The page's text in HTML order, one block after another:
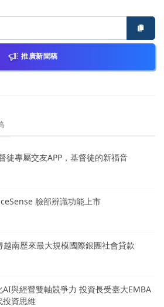
推廣新聞稿
徒專屬交友APP，基督徒的新福音
臉部辨識功能上市
越南歷來最大規模國際銀團社會貸款
AI與經營雙軸競爭力 投資長受臺大EMBA
資思維